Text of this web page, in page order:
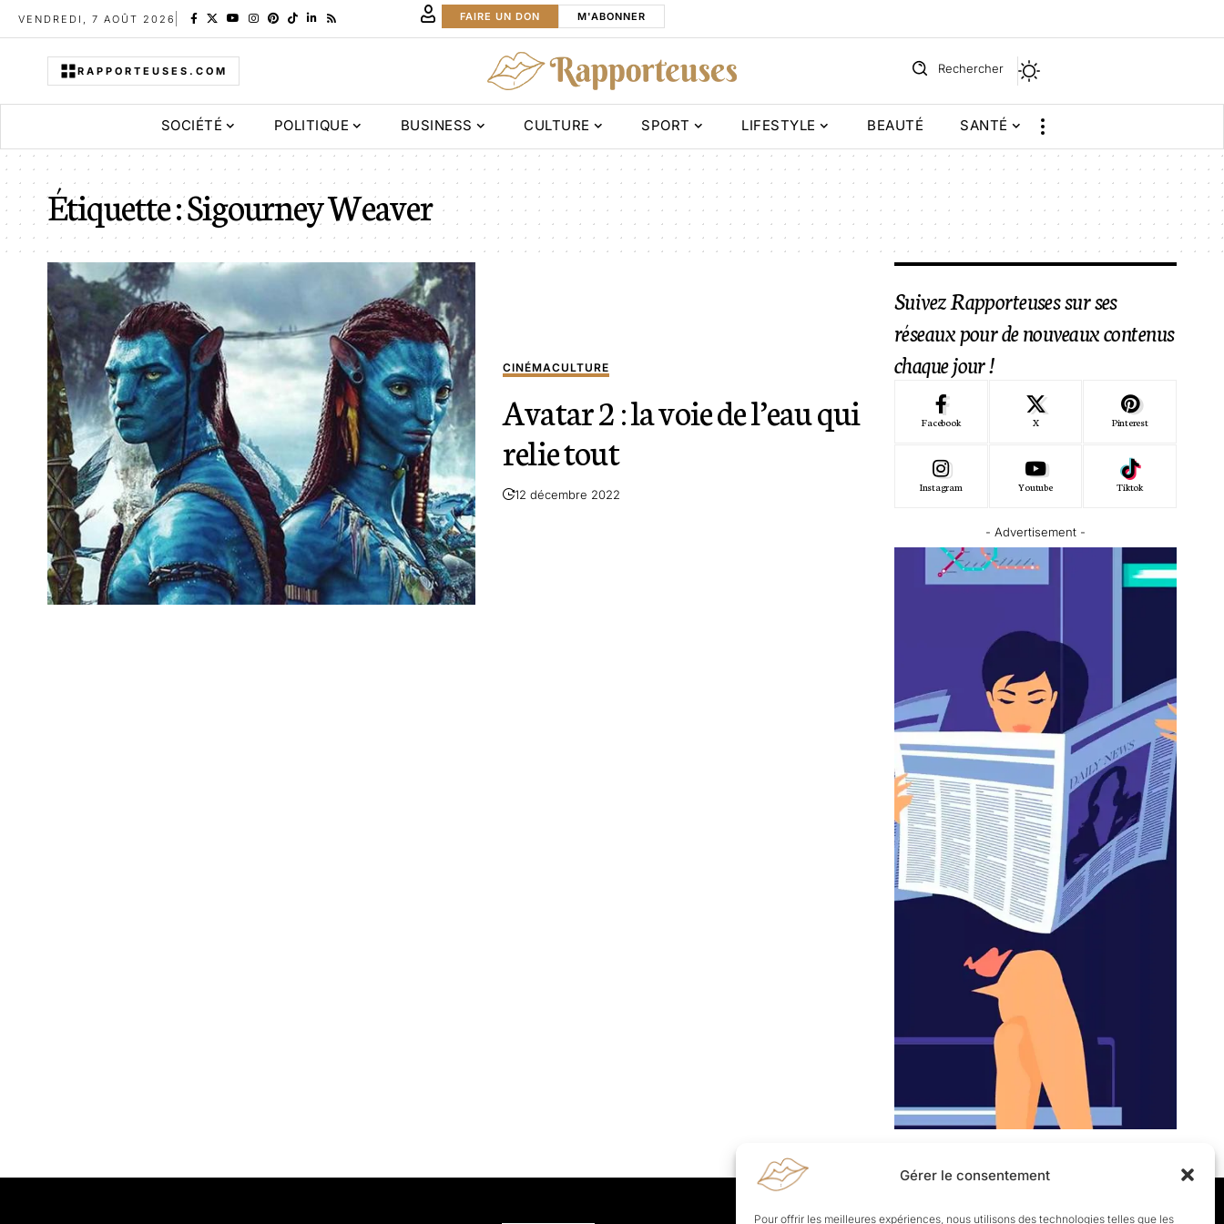
Gérer le consentement
Pour offrir les meilleures expériences, nous utilisons des technologies telles que les
VENDREDI, 7 AOÛT 2026 FAIRE UN DON M'ABONNER
RAPPORTEUSES.COM Rechercher
SOCIÉTÉ POLITIQUE BUSINESS CULTURE SPORT LIFESTYLE BEAUTÉ SANTÉ
Étiquette :Sigourney Weaver
CINÉMACULTURE
Avatar 2 : la voie de l’eau qui
relie tout
12 décembre 2022
Suivez Rapporteuses sur ses
réseaux pour de nouveaux contenus
chaque jour !
Facebook X Pinterest
Instagram Youtube Tiktok
- Advertisement -